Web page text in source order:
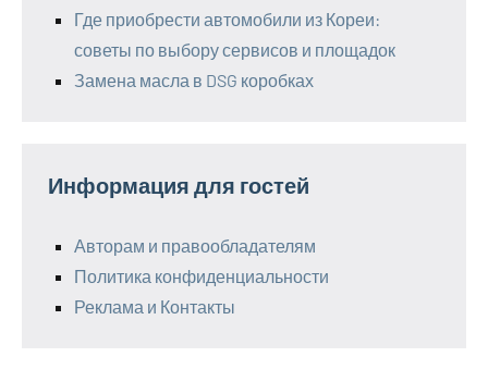
Где приобрести автомобили из Кореи:
советы по выбору сервисов и площадок
Замена масла в DSG коробках
Информация для гостей
Авторам и правообладателям
Политика конфиденциальности
Реклама и Контакты